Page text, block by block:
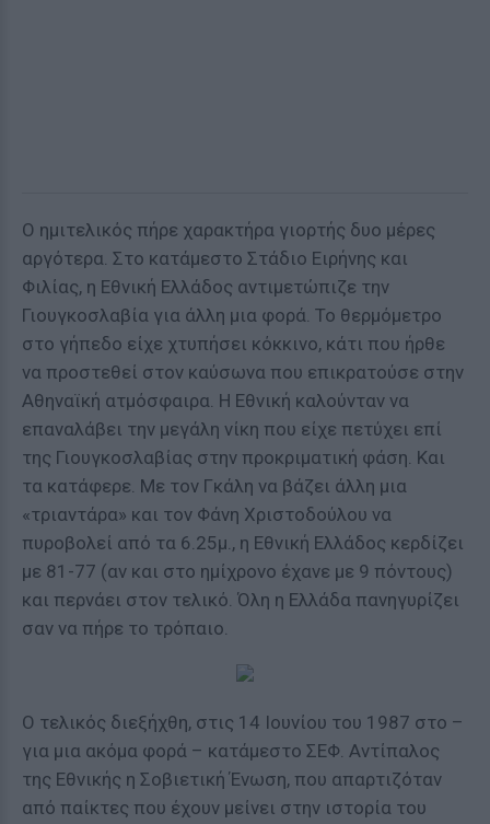
Ο ημιτελικός πήρε χαρακτήρα γιορτής δυο μέρες
αργότερα. Στο κατάμεστο Στάδιο Ειρήνης και
Φιλίας, η Εθνική Ελλάδος αντιμετώπιζε την
Γιουγκοσλαβία για άλλη μια φορά. Το θερμόμετρο
στο γήπεδο είχε χτυπήσει κόκκινο, κάτι που ήρθε
να προστεθεί στον καύσωνα που επικρατούσε στην
Αθηναϊκή ατμόσφαιρα. Η Εθνική καλούνταν να
επαναλάβει την μεγάλη νίκη που είχε πετύχει επί
της Γιουγκοσλαβίας στην προκριματική φάση. Και
τα κατάφερε. Με τον Γκάλη να βάζει άλλη μια
«τριαντάρα» και τον Φάνη Χριστοδούλου να
πυροβολεί από τα 6.25μ., η Εθνική Ελλάδος κερδίζει
με 81-77 (αν και στο ημίχρονο έχανε με 9 πόντους)
και περνάει στον τελικό. Όλη η Ελλάδα πανηγυρίζει
σαν να πήρε το τρόπαιο.
Ο τελικός διεξήχθη, στις 14 Ιουνίου του 1987 στο –
για μια ακόμα φορά – κατάμεστο ΣΕΦ. Αντίπαλος
της Εθνικής η Σοβιετική Ένωση, που απαρτιζόταν
από παίκτες που έχουν μείνει στην ιστορία του